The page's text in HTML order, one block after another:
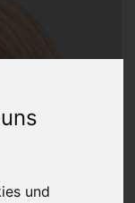
und